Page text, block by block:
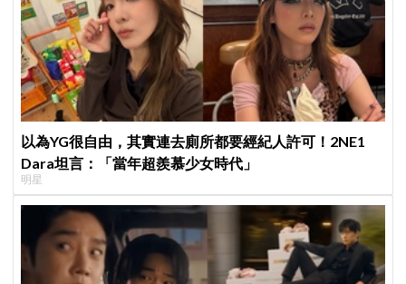
以為YG很自由，其實連去廁所都要經紀人許可！2NE1
Dara坦言：「當年超羨慕少女時代」
明星